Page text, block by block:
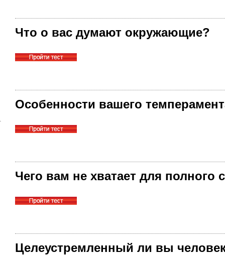
Что о вас думают окружающие?
Особенности вашего
Чего вам не хватает для полного
Целеустремленный ли вы